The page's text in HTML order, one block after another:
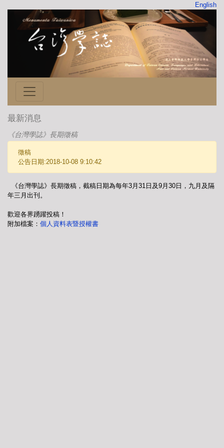
English
最新消息
《台灣學誌》長期徵稿
徵稿
公告日期:2018-10-08 9:10:42
《台灣學誌》長期徵稿，截稿日期為每年3月31日及9月30日，九月及隔
年三月出刊。
歡迎各界踴躍投稿！
附加檔案： 個人資料表暨授權書